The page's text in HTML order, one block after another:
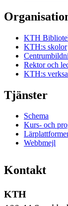
KTH
KTH:s skolor
Rektor och
KTH:s
Tjänster
Schema
Kurs- och
Webbmejl
Kontakt
KTH